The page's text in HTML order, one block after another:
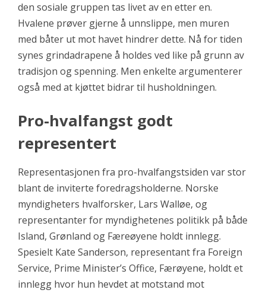
den sosiale gruppen tas livet av en etter en.
Hvalene prøver gjerne å unnslippe, men muren
med båter ut mot havet hindrer dette. Nå for tiden
synes grindadrapene å holdes ved like på grunn av
tradisjon og spenning. Men enkelte argumenterer
også med at kjøttet bidrar til husholdningen.
Pro-hvalfangst godt
representert
Representasjonen fra pro-hvalfangstsiden var stor
blant de inviterte foredragsholderne. Norske
myndigheters hvalforsker, Lars Walløe, og
representanter for myndighetenes politikk på både
Island, Grønland og Færeøyene holdt innlegg.
Spesielt Kate Sanderson, representant fra Foreign
Service, Prime Minister’s Office, Færøyene, holdt et
innlegg hvor hun hevdet at motstand mot